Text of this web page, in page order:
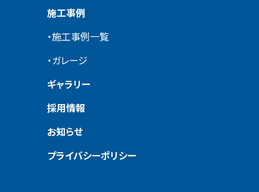
施工事例
・施工事例一覧
・ガレージ
ギャラリー
採用情報
お知らせ
プライバシーポリシー